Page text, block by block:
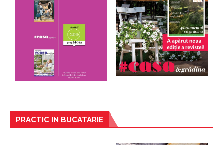
PRACTIC IN BUCATARIE